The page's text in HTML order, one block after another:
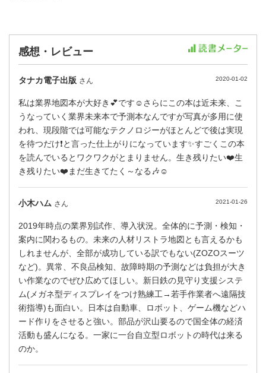
感想・レビュー
タナカ電子出版 さん 2020-01-02
私は業界地図本が大好き💕です☺️さらにこの本は近未来、こ
うなっていく業界未来本で予測本なんですが写真が多用に使
われ、現段階では可能なテクノロジーがほとんどで後は実現
を待つだけ❗と言った仕上がりになっています✨すごくこの本
を読んでいるとワクワクがとまりません。生き残りたい❤️生
き残りたい❤️まだ生きてたく～なる🎶☺️
小木ハム さん 2021-01-26
2019年時点の業界別試作、導入状況。全体的に予測・検知・
案内に関わるもの。未来の人材リストラ地図とも言えるかも
しれませんが、全部が成功している訳でもない(ZOZOスーツ
など)。異常、不良品検知、故障時期の予測などは負担が大き
い作業なのでぜひ広めてほしい。新日鉄の見守り支援システ
ム(メガネ型ディスプレイをつけ熟練工→若手作業者へ遠隔技
術指導)も面白い。日本は自動車、ロボット、ゲーム機などハ
ード作りをさせると強い。部品が沢山要るので国全体の経済
活動も盛んになる。一家に一台自立型ロボットの時代は来る
のか。